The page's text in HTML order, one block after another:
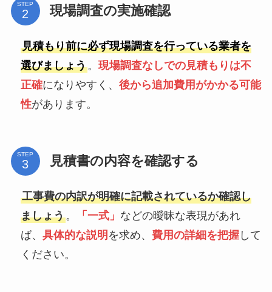
STEP 現場調査の実施確認
見積もり前に必ず現場調査を行っている業者を
選びましょう。 現場調査なしでの見積もりは不
正確になりやすく、 後から追加費用がかかる可能
性があります。
STEP 見積書の内容を確認する
工事費の内訳が明確に記載されているか確認し
ましょう。 「一式」 などの曖昧な表現があれ
ば、 具体的な説明 を求め、 費用の詳細を把握して
ください。